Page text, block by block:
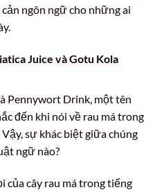
cản ngôn ngữ cho những ai
Juice và Gotu Kola
Pennywort Drink, một tên
đến khi nói về rau má trong
sự khác biệt giữa chúng
ngữ nào?
của cây rau má trong tiếng